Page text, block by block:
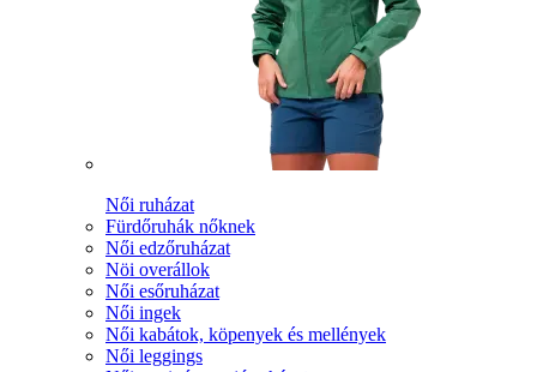
Női ruházat
Fürdőruhák nőknek
Női edzőruházat
Nöi overállok
Női esőruházat
Női ingek
Női kabátok, köpenyek és mellények
Női leggings